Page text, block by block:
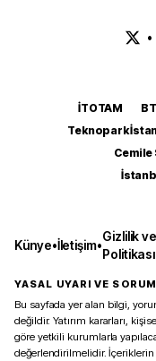
•
İTOTAM
Teknopark
Künye•İletişim•
Gizlilik
Politikası
YASAL UYARI VE
Bu sayfada yer alan bilgi,
değildir. Yatırım kararları,
göre yetkili kurumlarla
değerlendirilmelidir.